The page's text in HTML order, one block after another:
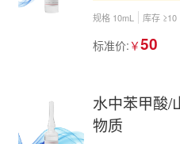
规格 10mL 库存 ≥10
标准价: ￥50
水中苯甲酸/
物质